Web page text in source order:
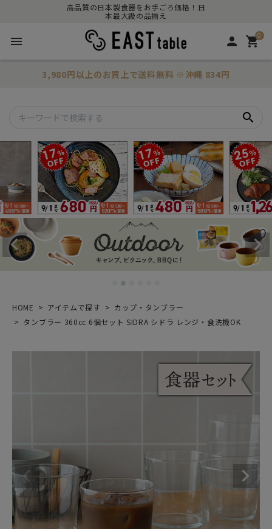
高品質の日本製食器をお手ごろ価格！日
本最大級の品揃え
menu person 0
shopping_cart
3,980円以上のお買上で送料無料 ※沖縄 834円
search
HOME アイテムで探す
カップ・タンブラー
タンブラー 360cc 6個セット SIDRA シドラ レンジ・食洗機OK